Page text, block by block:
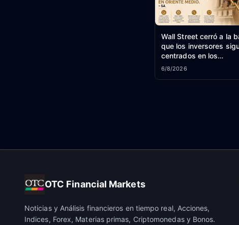
Wall Street cerró a la
que los inversores
centrados en los
acontecimientos en
6/8/2026
OTC Financial Markets
Noticias y Análisis financieros en tiempo real, Acciones,
Indices, Forex, Materias primas, Criptomonedas y Bonos.